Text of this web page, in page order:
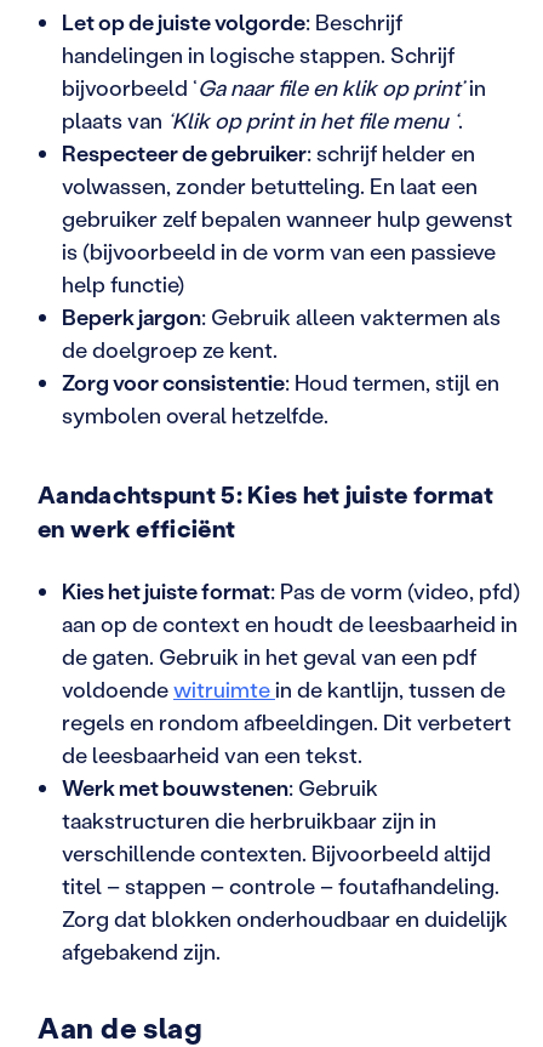
Let op de juiste volgorde: Beschrijf
handelingen in logische stappen. Schrijf
bijvoorbeeld ‘Ga naar file en klik op print’in
plaats van ‘Klik op print in het file menu ‘.
Respecteer de gebruiker: schrijf helder en
volwassen, zonder betutteling. En laat een
gebruiker zelf bepalen wanneer hulp gewenst
is (bijvoorbeeld in de vorm van een passieve
help functie)
Beperk jargon: Gebruik alleen vaktermen als
de doelgroep ze kent.
Zorg voor consistentie: Houd termen, stijl en
symbolen overal hetzelfde.
Aandachtspunt 5: Kies het juiste format
en werk efficiënt
Kies het juiste format: Pas de vorm (video, pfd)
aan op de context en houdt de leesbaarheid in
de gaten. Gebruik in het geval van een pdf
voldoendewitruimtein de kantlijn, tussen de
regels en rondom afbeeldingen. Dit verbetert
de leesbaarheid van een tekst.
Werk met bouwstenen: Gebruik
taakstructuren die herbruikbaar zijn in
verschillende contexten. Bijvoorbeeld altijd
titel – stappen – controle – foutafhandeling.
Zorg dat blokken onderhoudbaar en duidelijk
afgebakend zijn.
Aan de slag